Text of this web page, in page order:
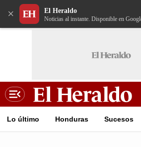
× El Heraldo
Noticias al instante. Disponible en
Lo último Honduras Sucesos